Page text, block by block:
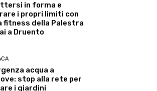
in forma e
i propri limiti con
fitness della Palestra
a Druento
acqua a
stop alla rete per
i giardini